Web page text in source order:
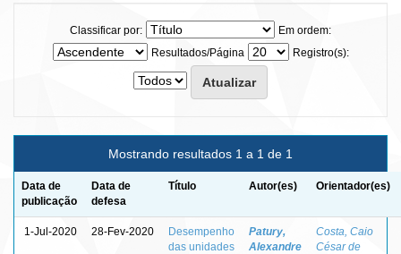
Classificar por:
Em ordem:
Resultados/Página
Registro(s):
Mostrando resultados 1 a 1 de 1
Data de
publicação
Data de
defesa
Título Autor(es) Orientador(es)
1-Jul-2020 28-Fev-2020
Desempenho
das unidades
Patury,
Alexandre
Costa, Caio
César de